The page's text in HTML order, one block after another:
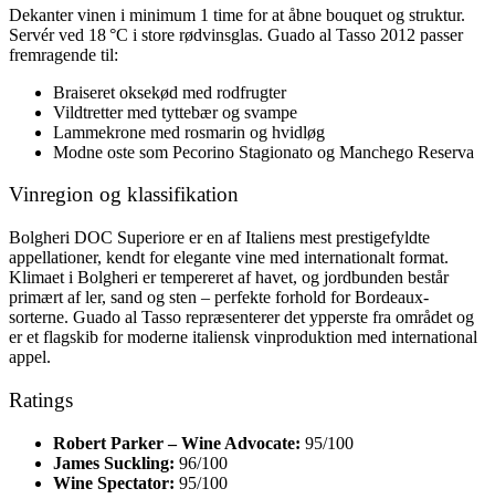
Dekanter vinen i minimum 1 time for at åbne bouquet og struktur.
Servér ved 18 °C i store rødvinsglas. Guado al Tasso 2012 passer
fremragende til:
Braiseret oksekød med rodfrugter
Vildtretter med tyttebær og svampe
Lammekrone med rosmarin og hvidløg
Modne oste som Pecorino Stagionato og Manchego Reserva
Vinregion og klassifikation
Bolgheri DOC Superiore er en af Italiens mest prestigefyldte
appellationer, kendt for elegante vine med internationalt format.
Klimaet i Bolgheri er tempereret af havet, og jordbunden består
primært af ler, sand og sten – perfekte forhold for Bordeaux-
sorterne. Guado al Tasso repræsenterer det ypperste fra området og
er et flagskib for moderne italiensk vinproduktion med international
appel.
Ratings
Robert Parker – Wine Advocate: 95/100
James Suckling: 96/100
Wine Spectator: 95/100